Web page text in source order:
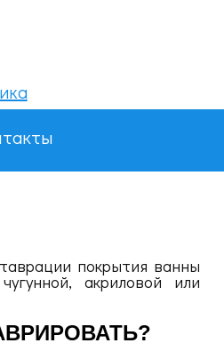
покрытия ванны
акриловой или